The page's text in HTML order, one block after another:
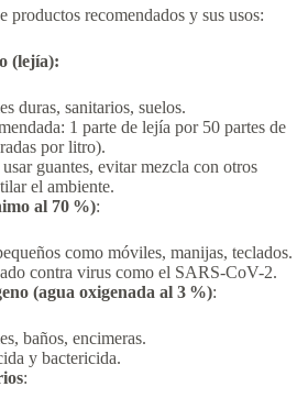
productos recomendados y sus usos:
(lejía):
duras, sanitarios, suelos.
1 parte de lejía por 50 partes de
por litro).
guantes, evitar mezcla con otros
el ambiente.
al 70 %):
como móviles, manijas, teclados.
contra virus como el SARS-CoV-2.
(agua oxigenada al 3 %):
baños, encimeras.
y bactericida.
: